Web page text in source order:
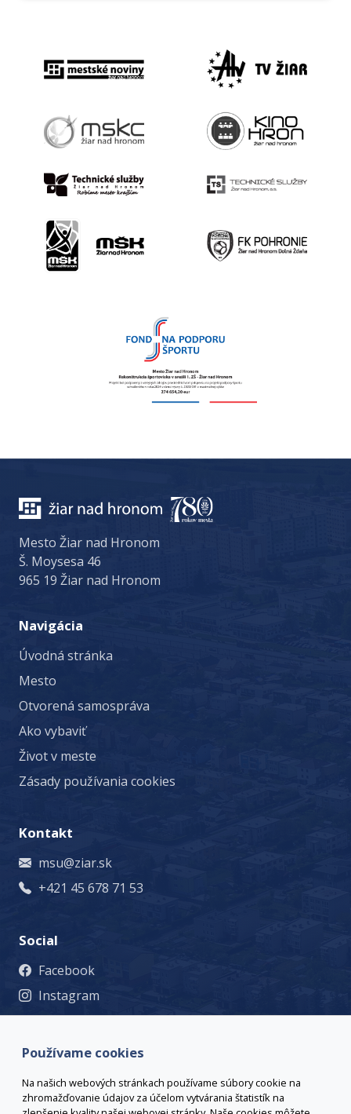
Používame cookies
Na našich webových stránkach používame súbory cookie na
zhromažďovanie údajov za účelom vytvárania štatistík na
Mesto Žiar nad Hronom
Š. Moysesa 46
965 19 Žiar nad Hronom
Navigácia
Úvodná stránka
Mesto
Otvorená samospráva
Ako vybaviť
Život v meste
Zásady používania cookies
Kontakt
msu@ziar.sk
+421 45 678 71 53
Social
Facebook
Instagram
nad Hronom, +421 45 678 71 53, msu@ziar.sk,
© 2026 Arrabella s.r.o., mayabella s.r.o., Všetky práva
vyhradené.